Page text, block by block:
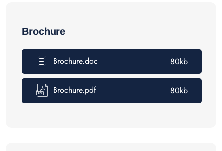
Brochure
Brochure.doc 80kb
Brochure.pdf 80kb